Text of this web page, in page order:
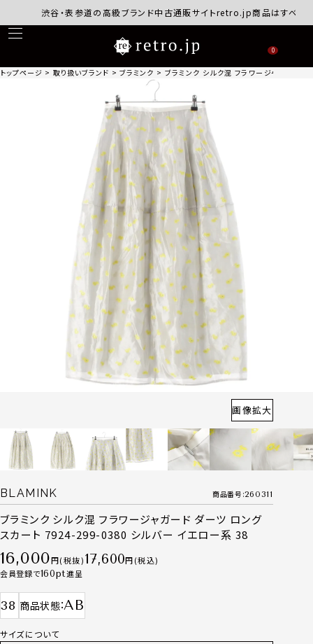
渋谷・表参道の高級ブランド中古通販サイトretro.jp商品はすべて正規
0
トップページ 取り扱いブランド ブラミンク ブラミンク シルク混 フラワージャガー
画像拡大
BLAMINK 商品番号 260311
ブラミンク シルク混 フラワージャガード ダーツ ロング
スカート 7924-299-0380 シルバー イエロー系 38
16,000 税抜 17,600
税込
会員登録で160 進呈
38 商品状態 AB
サイズについて